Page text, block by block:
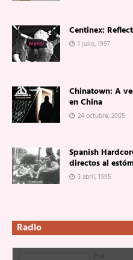
Centinex:
1 julio, 1997
Chinatown: A
en China
24 octubre, 2005
Spanish
directos al
3 abril, 1995
Radio